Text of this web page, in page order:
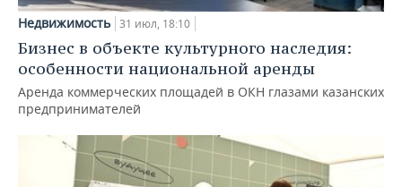
Недвижимость 31 июл, 18:10
Бизнес в объекте культурного наследия:
особенности национальной аренды
Аренда коммерческих площадей в ОКН глазами казанских
предпринимателей